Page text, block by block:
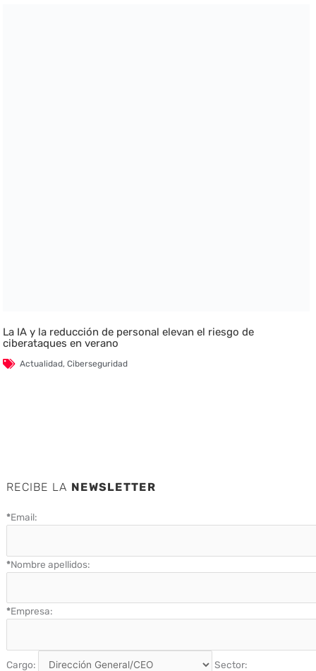
La IA y la reducción de personal elevan el riesgo de
ciberataques en verano
Actualidad,Ciberseguridad
RECIBE LA NEWSLETTER
*Email:
*Nombre apellidos:
*Empresa:
Cargo: Sector: